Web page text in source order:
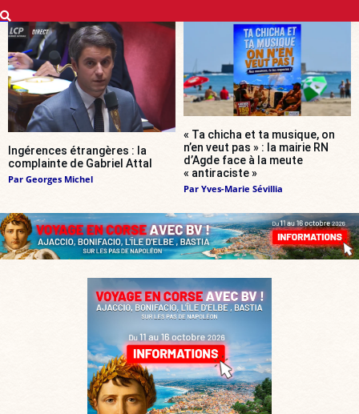
Ingérences étrangères : la
complainte de Gabriel Attal
Par Georges Michel
« Ta chicha et ta musique, on
n’en veut pas » : la mairie RN
d’Agde face à la meute
« antiraciste »
Par Yves-Marie Sévillia